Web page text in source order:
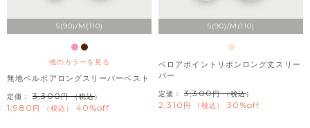
S(90)/M(110)
他のカラーを見る
無地ベルボアロングスリーパーベスト
定価： 3,300 （税込）
1,980 税込 40%off
S(90)/M(110)
ベロアポイントリボンロング丈スリー
パー
定価： 3,300 （税込）
2,310 税込 30%off